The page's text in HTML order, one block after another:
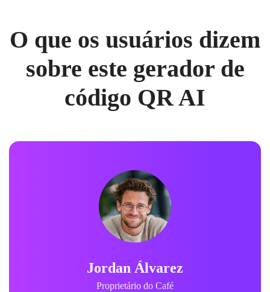
O que os usuários dizem
sobre este gerador de
código QR AI
Jordan Álvarez
Proprietário do Café